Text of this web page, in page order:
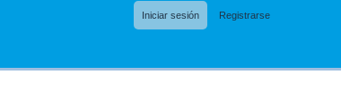
Iniciar sesión Registrarse